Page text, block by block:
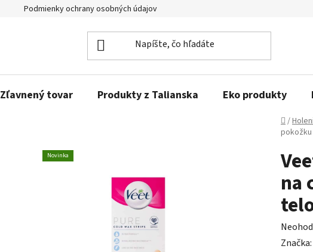
Podmienky ochrany osobných údajov
Zľavnený tovar Produkty z Talianska Eko produkty
Domov
/
pokožku
na
Značka:
Novinka